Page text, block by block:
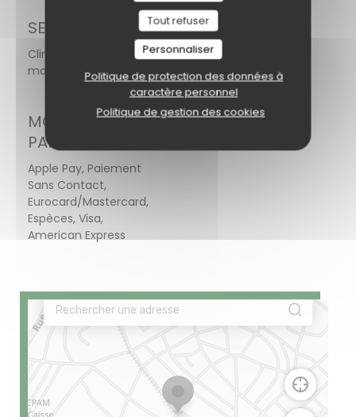
Tout refuser
Personnaliser
Politique de protection des données à
caractère personnel
Politique de gestion des cookies
SERVICES
Climatisation, Terrasse, Accès aux personnes à
mobilité réduite
MOYENS DE
PAIEMENT
Apple Pay, Paiement
Sans Contact,
Eurocard/Mastercard,
Espèces, Visa,
American Express